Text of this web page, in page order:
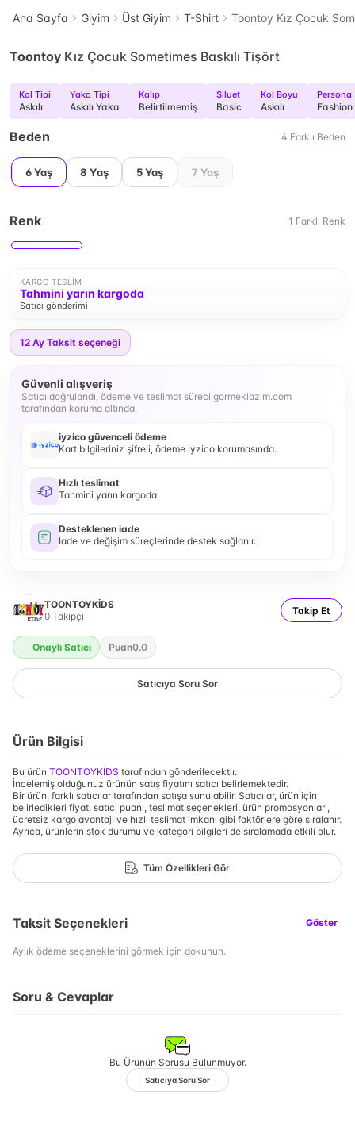
Ana Sayfa Giyim Üst Giyim T-Shirt Toontoy Kız Çocuk
Toontoy Kız Çocuk Sometimes Baskılı Tişört
Kol Tipi
Askılı
Yaka Tipi
Askılı Yaka
Kalıp
Belirtilmemiş
Siluet
Basic
Kol Boyu
Askılı
Persona
Beden 4 Farklı Beden
6 Yaş 8 Yaş 5 Yaş 7 Yaş
Renk 1 Farklı Renk
KARGO TESLIM
Tahmini yarın kargoda
Satıcı gönderimi
12 Ay Taksit seçeneği
Güvenli alışveriş
Satıcı doğrulandı, ödeme ve teslimat süreci gormeklazim.com
tarafından koruma altında.
iyzico güvenceli ödeme
Kart bilgileriniz şifreli, ödeme iyzico korumasında.
Hızlı teslimat
Tahmini yarın kargoda
Desteklenen iade
İade ve değişim süreçlerinde destek sağlanır.
TOONTOYKİDS
0 Takipçi Takip Et
Onaylı Satıcı Puan0.0
Satıcıya Soru Sor
Ürün Bilgisi
Bu ürün TOONTOYKİDS tarafından gönderilecektir.
İncelemiş olduğunuz ürünün satış fiyatını satıcı belirlemektedir.
Bir ürün, farklı satıcılar tarafından satışa sunulabilir. Satıcılar, ürün için
belirledikleri fiyat, satıcı puanı, teslimat seçenekleri, ürün promosyonları,
ücretsiz kargo avantajı ve hızlı teslimat imkanı gibi faktörlere göre sıralanır.
Ayrıca, ürünlerin stok durumu ve kategori bilgileri de sıralamada etkili olur.
Tüm Özellikleri Gör
Taksit Seçenekleri Göster
Aylık ödeme seçeneklerini görmek için dokunun.
Soru & Cevaplar
Bu Ürünün Sorusu Bulunmuyor.
Satıcıya Soru Sor